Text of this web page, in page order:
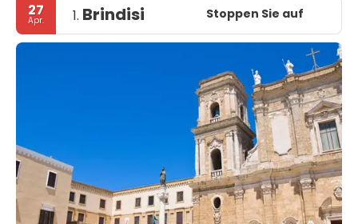
27
Apr. 1. Brindisi Stoppen Sie auf